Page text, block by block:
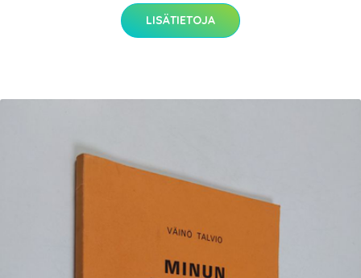
LISÄTIETOJA